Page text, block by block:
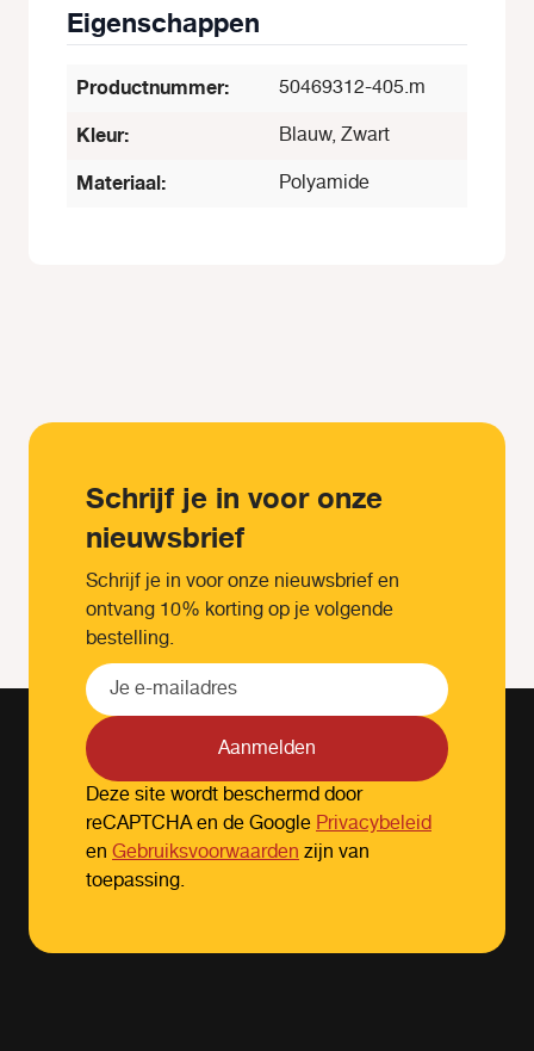
Eigenschappen
Productnummer: 50469312-405.m
Kleur: Blauw, Zwart
Materiaal: Polyamide
Schrijf je in voor onze
nieuwsbrief
Schrijf je in voor onze nieuwsbrief en
ontvang 10% korting op je volgende
bestelling.
Aanmelden
Deze site wordt beschermd door
reCAPTCHA en de GooglePrivacybeleid
en Gebruiksvoorwaardenzijn van
toepassing.